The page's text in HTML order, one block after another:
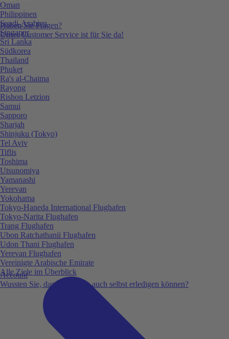
Haben Sie Fragen?
Unser Customer Service ist für Sie da!
Account
Wussten Sie, dass Sie vieles auch selbst erledigen können?
Oman
Philippinen
Saudi-Arabien
Singapur
Sri Lanka
Südkorea
Thailand
Phuket
Ra's al-Chaima
Rayong
Rishon Letzion
Samui
Sapporo
Sharjah
Shinjuku (Tokyo)
Tel Aviv
Tiflis
Toshima
Utsunomiya
Yamanashi
Yerevan
Yokohama
Tokyo-Haneda International Flughafen
Tokyo-Narita Flughafen
Trang Flughafen
Ubon Ratchathanii Flughafen
Udon Thani Flughafen
Yerevan Flughafen
Vereinigte Arabische Emirate
Alle Ziele im Überblick